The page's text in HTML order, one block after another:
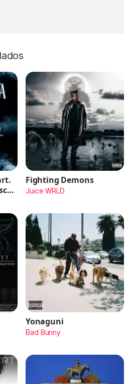
Fighting Demons
Juice WRLD
Yonaguni
Bad Bunny